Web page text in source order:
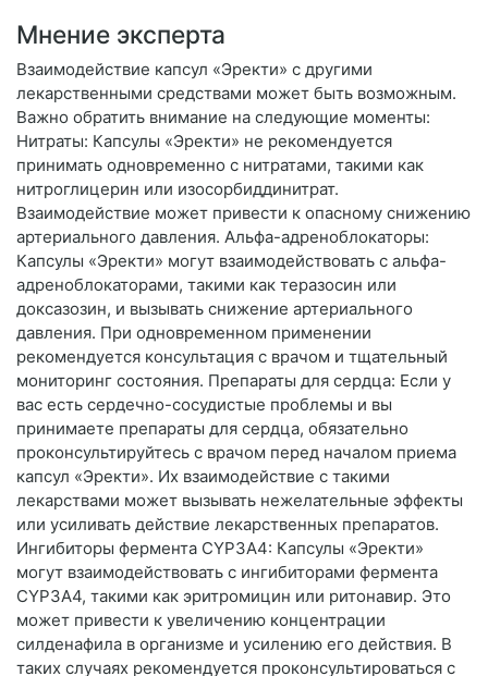
Мнение эксперта
Взаимодействие капсул «Эректи» с другими
лекарственными средствами может быть возможным.
Важно обратить внимание на следующие моменты:
Нитраты: Капсулы «Эректи» не рекомендуется
принимать одновременно с нитратами, такими как
нитроглицерин или изосорбиддинитрат.
Взаимодействие может привести к опасному снижению
артериального давления. Альфа-адреноблокаторы:
Капсулы «Эректи» могут взаимодействовать с альфа-
адреноблокаторами, такими как теразосин или
доксазозин, и вызывать снижение артериального
давления. При одновременном применении
рекомендуется консультация с врачом и тщательный
мониторинг состояния. Препараты для сердца: Если у
вас есть сердечно-сосудистые проблемы и вы
принимаете препараты для сердца, обязательно
проконсультируйтесь с врачом перед началом приема
капсул «Эректи». Их взаимодействие с такими
лекарствами может вызывать нежелательные эффекты
или усиливать действие лекарственных препаратов.
Ингибиторы фермента CYP3A4: Капсулы «Эректи»
могут взаимодействовать с ингибиторами фермента
CYP3A4, такими как эритромицин или ритонавир. Это
может привести к увеличению концентрации
силденафила в организме и усилению его действия. В
таких случаях рекомендуется проконсультироваться с